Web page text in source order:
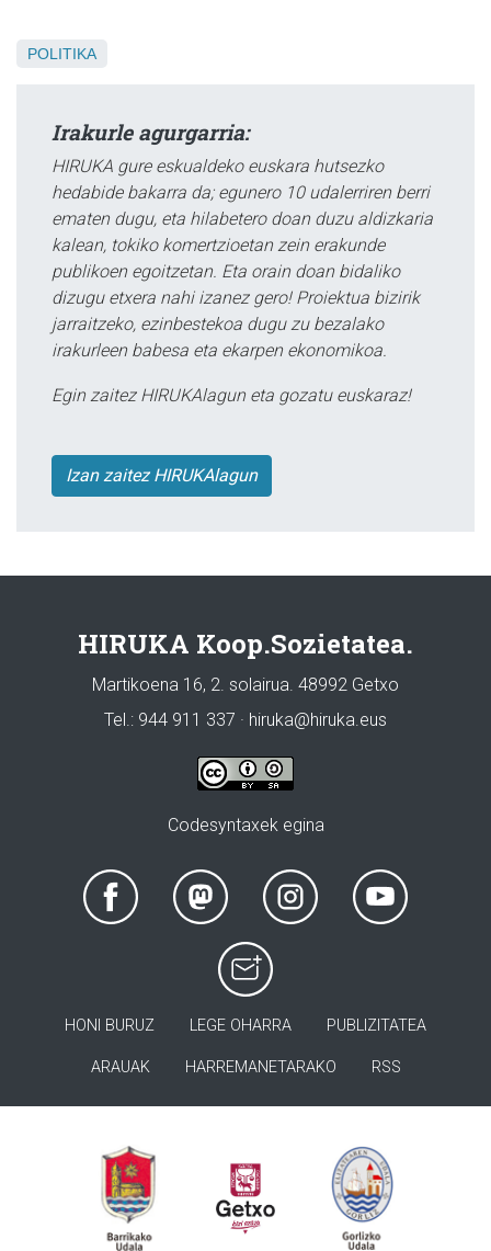
POLITIKA
Irakurle agurgarria:
HIRUKA gure eskualdeko euskara hutsezko
hedabide bakarra da; egunero 10 udalerriren berri
ematen dugu, eta hilabetero doan duzu aldizkaria
kalean, tokiko komertzioetan zein erakunde
publikoen egoitzetan. Eta orain doan bidaliko
dizugu etxera nahi izanez gero! Proiektua bizirik
jarraitzeko, ezinbestekoa dugu zu bezalako
irakurleen babesa eta ekarpen ekonomikoa.
Egin zaitez HIRUKAlagun eta gozatu euskaraz!
Izan zaitez HIRUKAlagun
HIRUKA Koop.Sozietatea.
Martikoena 16, 2. solairua. 48992 Getxo
Tel.: 944 911 337 · hiruka@hiruka.eus
Codesyntaxek egina
HONI BURUZ LEGE OHARRA PUBLIZITATEA
ARAUAK HARREMANETARAKO RSS